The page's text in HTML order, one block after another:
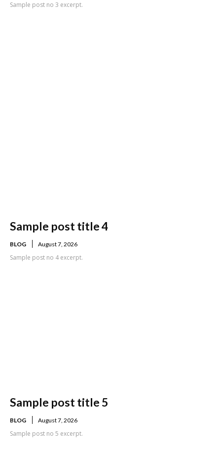
Sample post no 3 excerpt.
Sample post title 4
BLOG August 7, 2026
Sample post no 4 excerpt.
Sample post title 5
BLOG August 7, 2026
Sample post no 5 excerpt.